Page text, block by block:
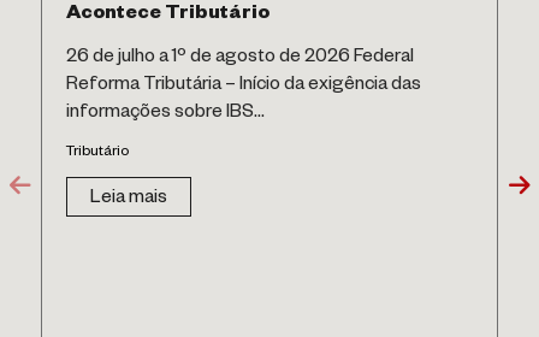
Acontece Tributário
26 de julho a 1º de agosto de 2026 Federal
Reforma Tributária – Início da exigência das
informações sobre IBS...
Tributário
Leia mais